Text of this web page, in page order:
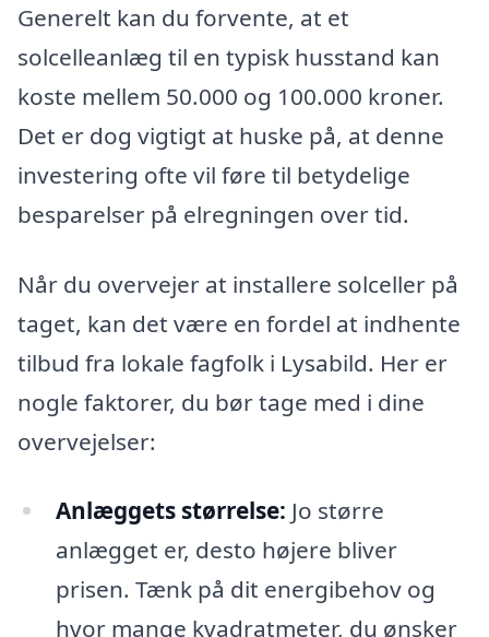
Generelt kan du forvente, at et
solcelleanlæg til en typisk husstand kan
koste mellem 50.000 og 100.000 kroner.
Det er dog vigtigt at huske på, at denne
investering ofte vil føre til betydelige
besparelser på elregningen over tid.
Når du overvejer at installere solceller på
taget, kan det være en fordel at indhente
tilbud fra lokale fagfolk i Lysabild. Her er
nogle faktorer, du bør tage med i dine
overvejelser:
Anlæggets størrelse: Jo større
anlægget er, desto højere bliver
prisen. Tænk på dit energibehov og
hvor mange kvadratmeter, du ønsker